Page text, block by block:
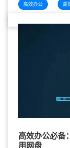
高效办公 高
高效办公必备
用网盘